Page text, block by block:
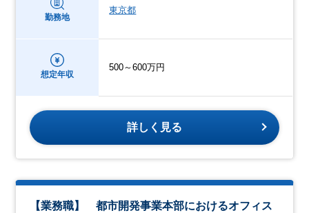
勤務地
東京都
想定年収
500～600万円
詳しく見る
【業務職】 都市開発事業本部におけるオフィス